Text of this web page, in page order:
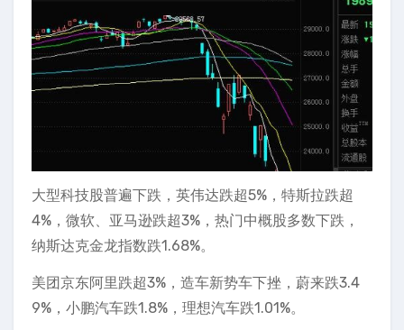
大型科技股普遍下跌，英伟达跌超5%，特斯拉跌超
4%，微软、亚马逊跌超3%，热门中概股多数下跌，
纳斯达克金龙指数跌1.68%。
美团京东阿里跌超3%，造车新势车下挫，蔚来跌3.4
9%，小鹏汽车跌1.8%，理想汽车跌1.01%。